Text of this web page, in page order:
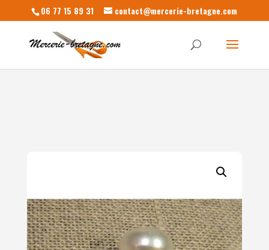
06 77 15 89 31 contact@mercerie-bretagne.com